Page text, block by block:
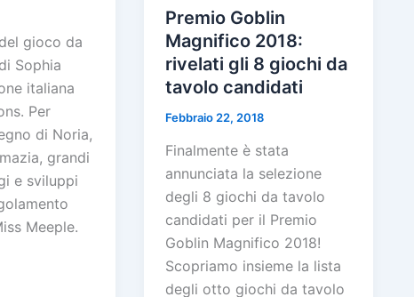
gioco da
Sophia
italiana
Per
di Noria,
grandi
e sviluppi
Meeple.
Premio Goblin
Magnifico 2018:
rivelati gli 8 giochi da
tavolo candidati
Febbraio 22, 2018
Finalmente è stata
annunciata la selezione
degli 8 giochi da tavolo
candidati per il Premio
Goblin Magnifico 2018!
Scopriamo insieme la lista
degli otto giochi da tavolo